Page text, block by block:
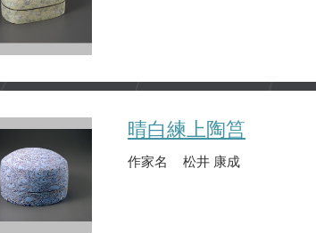
晴白練上陶筥
作家名 松井 康成